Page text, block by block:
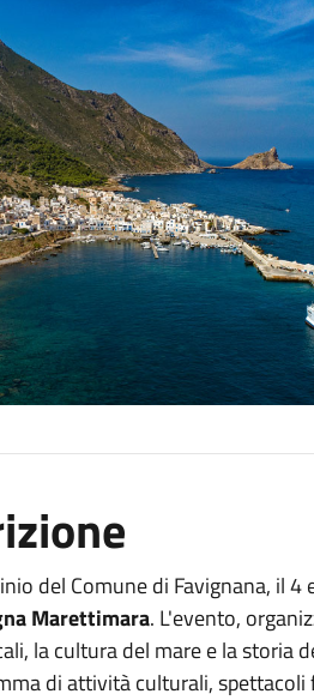
del Comune di Favignana, il
Marettimara. L'evento,
la cultura del mare e la storia
di attività culturali,